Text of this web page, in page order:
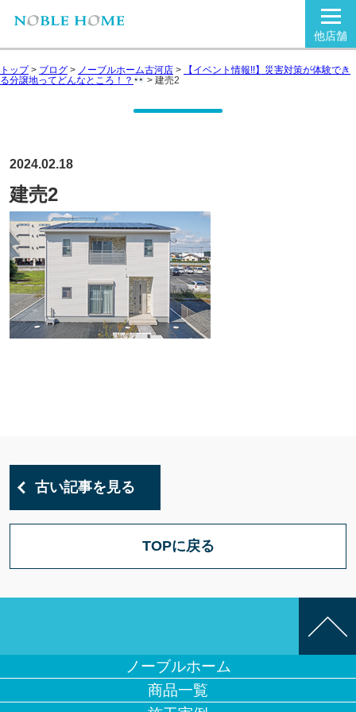
他店舗
トップ> ブログ > ノーブルホーム古河店 >
【イベント情報!!】災害対策が体験でき
る分譲地ってどんなところ！？
> 建売2
2024.02.18
建売2
古い記事を見る
TOPに戻る
ノーブルホーム
商品一覧